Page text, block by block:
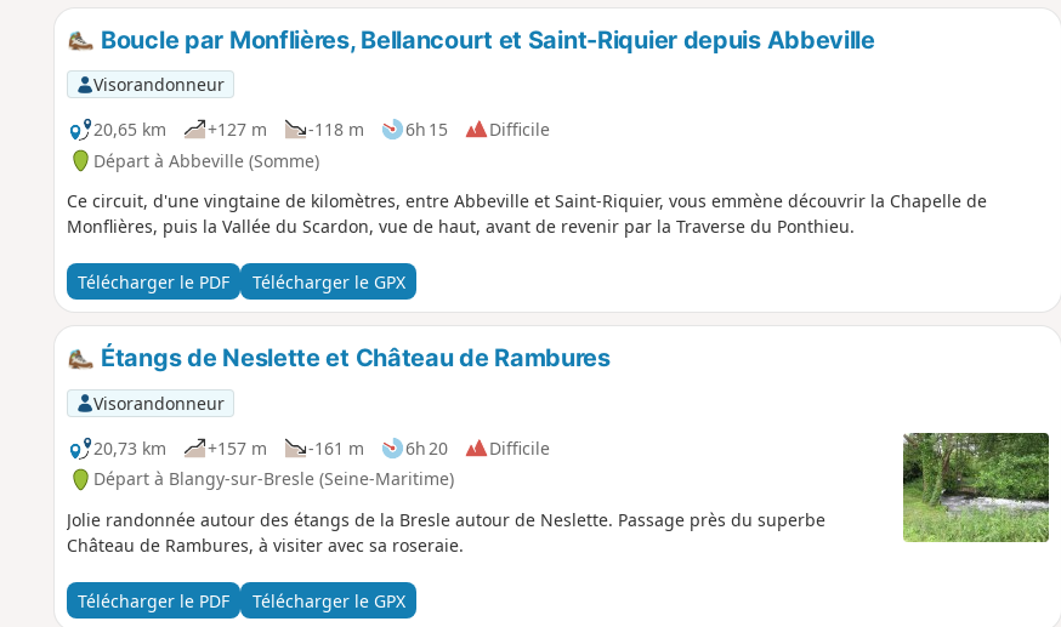
Boucle par Monflières, Bellancourt et Saint-Riquier depuis Abbeville
Visorandonneur
20,65 km
+127 m -118 m 6h 15
Difficile
Départ à Abbeville (Somme)
Ce circuit, d'une vingtaine de kilomètres, entre Abbeville et Saint-Riquier, vous emmène découvrir la Chapelle de
Monflières, puis la Vallée du Scardon, vue de haut, avant de revenir par la Traverse du Ponthieu.
Télécharger le PDF Télécharger le GPX
Étangs de Neslette et Château de Rambures
Visorandonneur
20,73 km
+157 m -161 m 6h 20
Difficile
Départ à Blangy-sur-Bresle (Seine-Maritime)
Jolie randonnée autour des étangs de la Bresle autour de Neslette. Passage près du superbe
Château de Rambures, à visiter avec sa roseraie.
Télécharger le PDF Télécharger le GPX